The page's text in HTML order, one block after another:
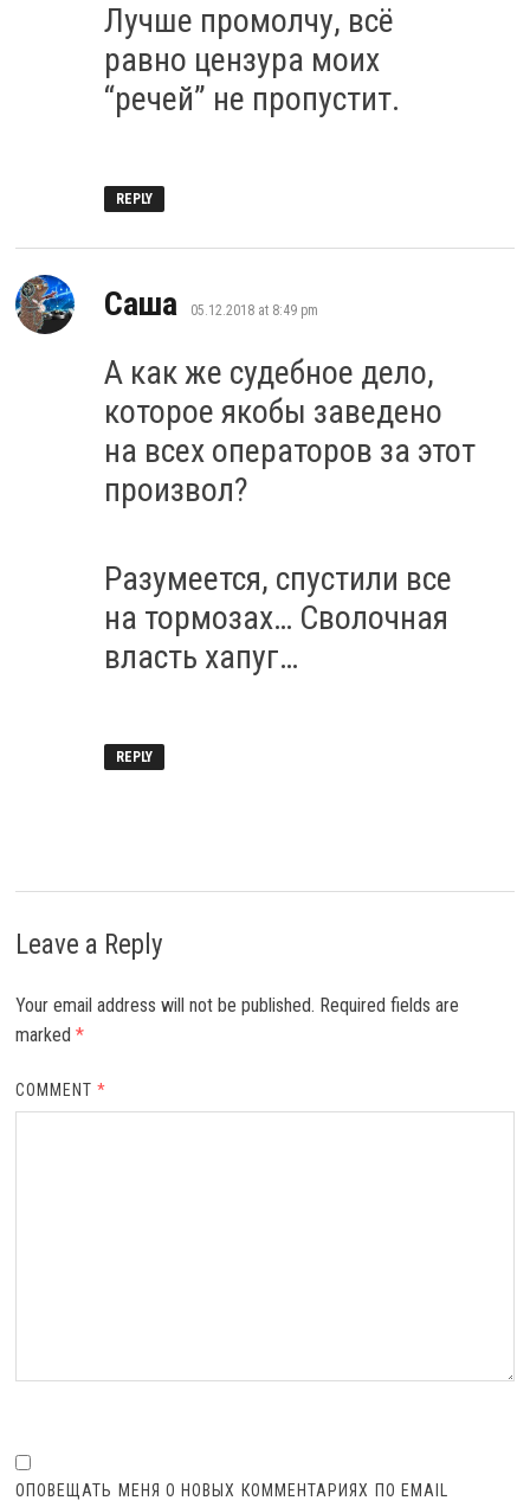
Лучше промолчу, всё
равно цензура моих
“речей” не пропустит.
REPLY
Саша says:
05.12.2018 at 8:49 pm
А как же судебное дело,
которое якобы заведено
на всех операторов за этот
произвол?
Разумеется, спустили все
на тормозах… Сволочная
власть хапуг…
REPLY
Leave a Reply
Your email address will not be published. Required fields are
marked *
COMMENT*
ОПОВЕЩАТЬ МЕНЯ О НОВЫХ КОММЕНТАРИЯХ ПО EMAIL